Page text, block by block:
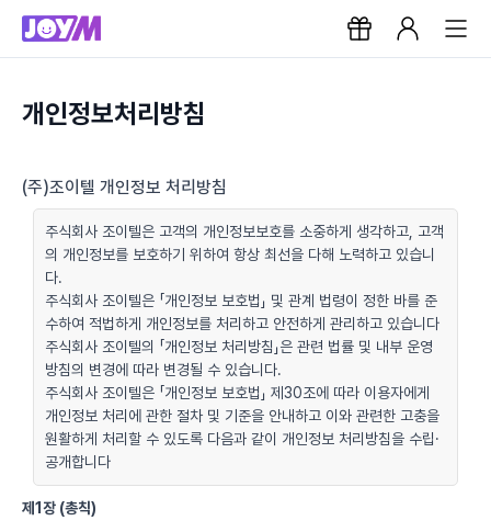
개인정보처리방침
(주)조이텔 개인정보 처리방침
주식회사 조이텔은 고객의 개인정보보호를 소중하게 생각하고, 고객
의 개인정보를 보호하기 위하여 항상 최선을 다해 노력하고 있습니
다.
주식회사 조이텔은 「개인정보 보호법」 및 관계 법령이 정한 바를 준
수하여 적법하게 개인정보를 처리하고 안전하게 관리하고 있습니다
주식회사 조이텔의 「개인정보 처리방침」은 관련 법률 및 내부 운영
방침의 변경에 따라 변경될 수 있습니다.
주식회사 조이텔은 「개인정보 보호법」 제30조에 따라 이용자에게
개인정보 처리에 관한 절차 및 기준을 안내하고 이와 관련한 고충을
원활하게 처리할 수 있도록 다음과 같이 개인정보 처리방침을 수립·
공개합니다
제1장 (총칙)